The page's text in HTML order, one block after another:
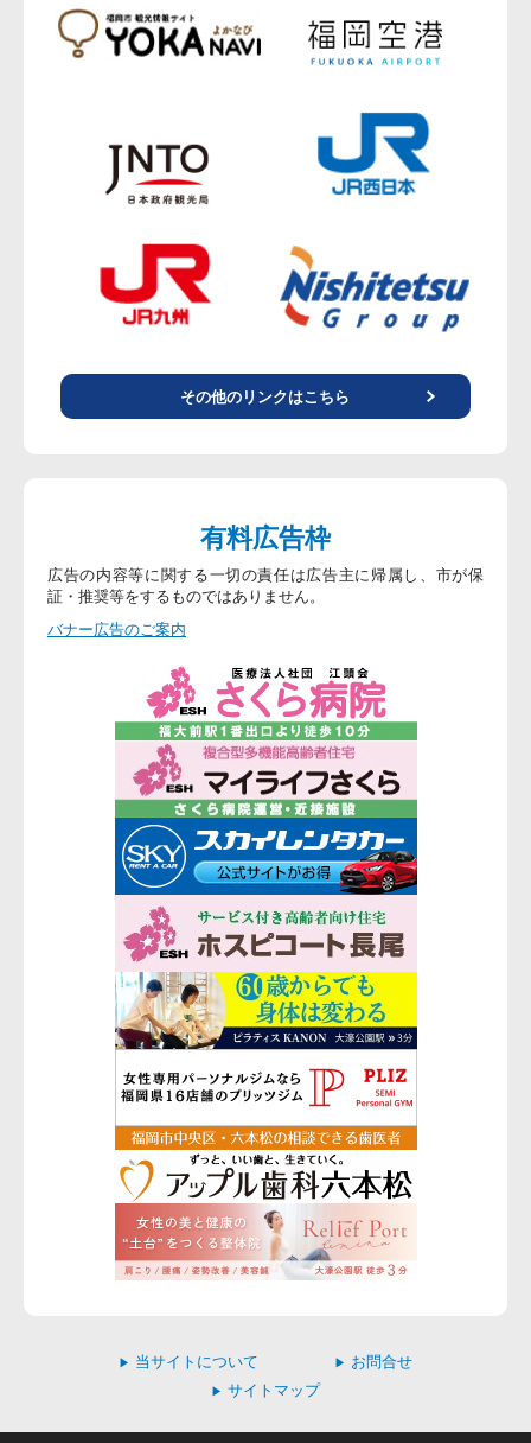
その他のリンクはこちら
有料広告枠
広告の内容等に関する一切の責任は広告主に帰属し、市が保
証・推奨等をするものではありません。
バナー広告のご案内
▶ 当サイトについて ▶ お問合せ
▶ サイトマップ